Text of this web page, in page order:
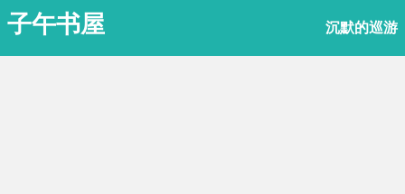
子午书屋 沉默的巡游